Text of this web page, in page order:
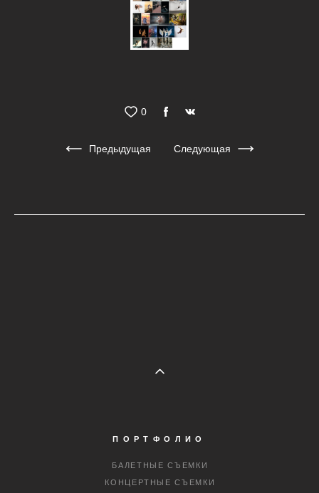
0
Предыдущая Следующая
ПОРТФОЛИО
БАЛЕТНЫЕ СЪЕМКИ
КОНЦЕРТНЫЕ СЪЕМКИ